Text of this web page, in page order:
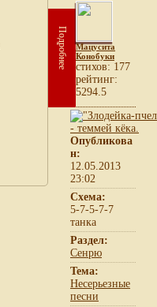
Подробнее
Мацусита
Конобуки
cтихов: 177
рейтинг:
5294.5
Опубликова
н:
12.05.2013
23:02
Схема:
5-7-5-7-7
танка
Раздел:
Сенрю
Тема:
Несерьезные
песни